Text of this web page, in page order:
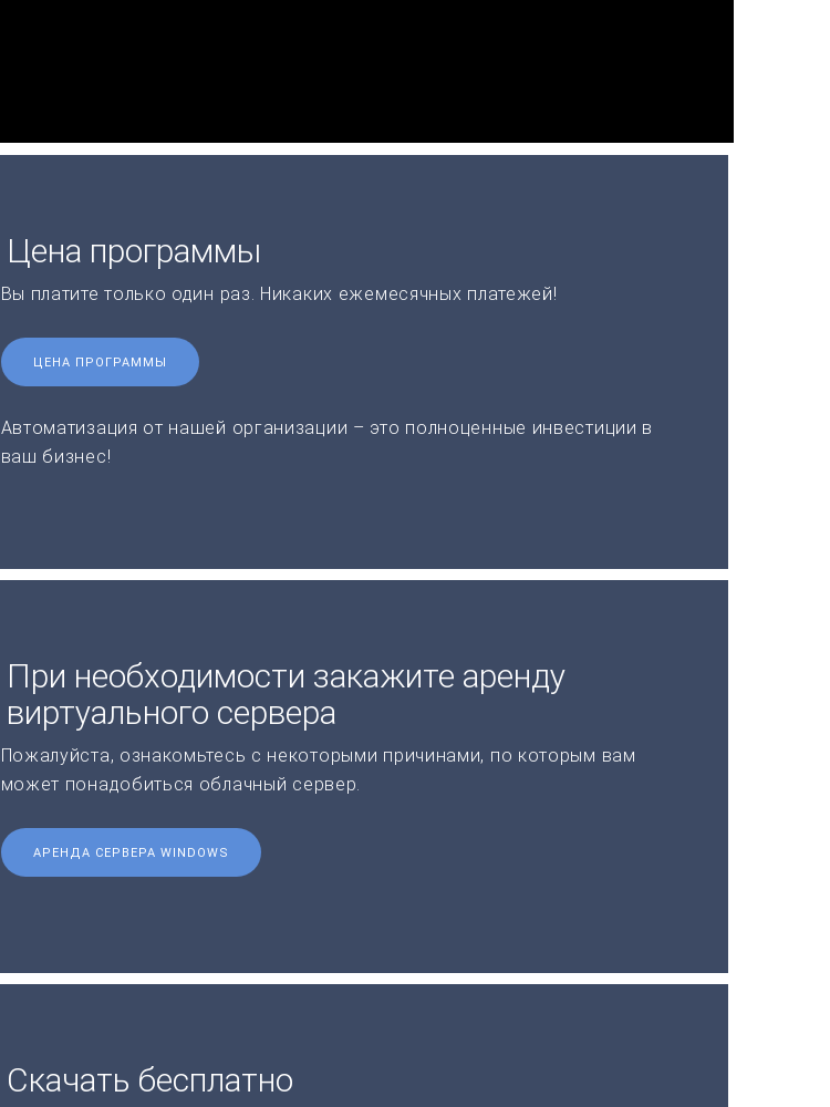
Цена программы
Вы платите только один раз. Никаких ежемесячных платежей!
ЦЕНА ПРОГРАММЫ
Автоматизация от нашей организации – это полноценные инвестиции в
ваш бизнес!
При необходимости закажите аренду
виртуального сервера
Пожалуйста, ознакомьтесь с некоторыми причинами, по которым вам
может понадобиться облачный сервер.
АРЕНДА СЕРВЕРА WINDOWS
Скачать бесплатно